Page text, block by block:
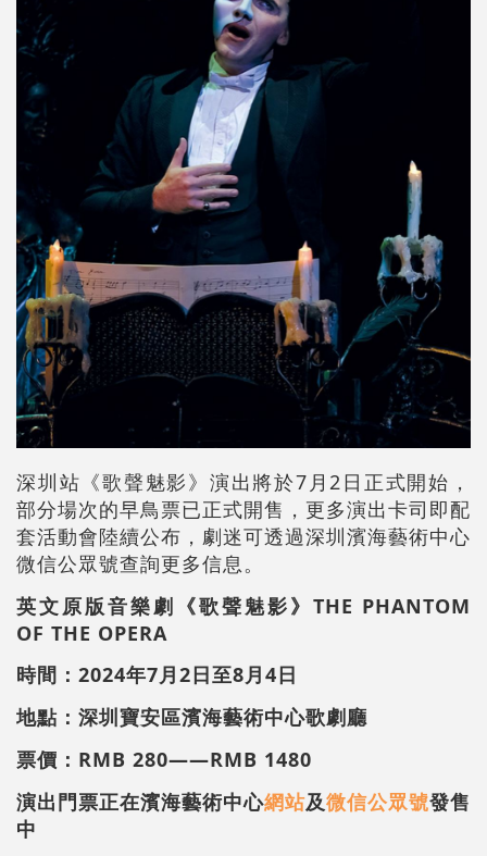
深圳站《歌聲魅影》演出將於7月2日正式開始，
部分場次的早鳥票已正式開售，更多演出卡司即配
套活動會陸續公布，劇迷可透過深圳濱海藝術中心
微信公眾號查詢更多信息。
英文原版音樂劇《歌聲魅影》THE PHANTOM
OF THE OPERA
時間： 2024年7月2日至8月4日
地點：深圳寶安區濱海藝術中心歌劇廳
票價： RMB 280——RMB 1480
演出門票正在濱海藝術中心網站及微信公眾號發售
中